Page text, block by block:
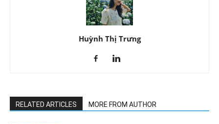
Huỳnh Thị Trưng
RELATED ARTICLES MORE FROM AUTHOR